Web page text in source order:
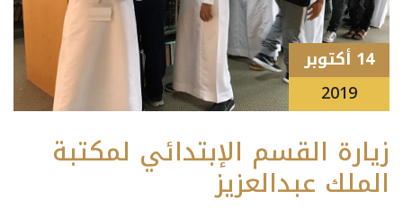
14 أكتوبر
2019
زيارة القسم الإبتدائي لمكتبة
الملك عبدالعزيز